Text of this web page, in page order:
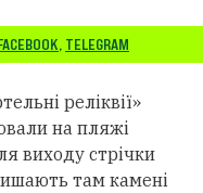
, TELEGRAM
реліквії»
на пляжі
виходу стрічки
там камені